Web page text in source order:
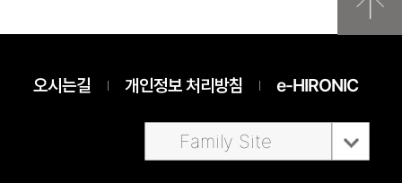
오시는길 개인정보 처리방침 e-HIRONIC
Family Site